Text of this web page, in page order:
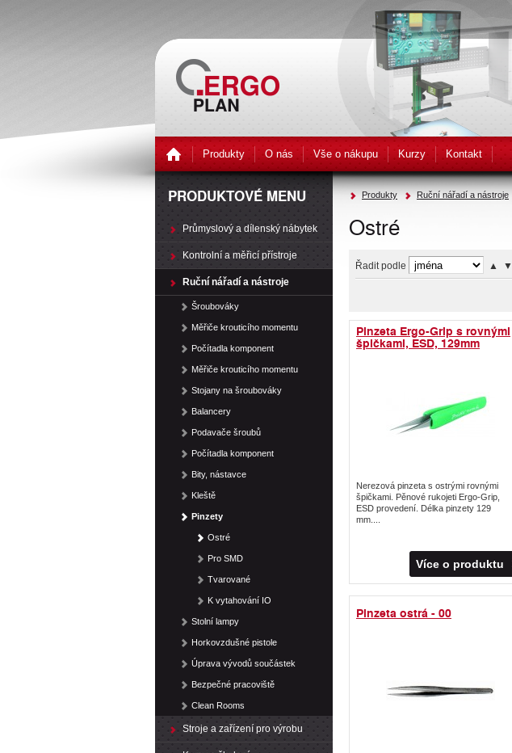
Produkty O nás Vše o nákupu Kurzy Kontakt
Produkty Ruční nářadí a nástroje
Ostré
Řadit podle ▲ ▼
Pinzeta Ergo-Grip s rovnými
špičkami, ESD, 129mm
Nerezová pinzeta s ostrými rovnými
špičkami. Pěnové rukojeti Ergo-Grip,
ESD provedení. Délka pinzety 129
mm....
Více o produktu
Pinzeta ostrá - 00
PRODUKTOVÉ MENU
Průmyslový a dílenský nábytek
Kontrolní a měřicí přístroje
Ruční nářadí a nástroje
Šroubováky
Měřiče krouticího momentu
Počítadla komponent
Měřiče krouticího momentu
Stojany na šroubováky
Balancery
Podavače šroubů
Počítadla komponent
Bity, nástavce
Kleště
Pinzety
Ostré
Pro SMD
Tvarované
K vytahování IO
Stolní lampy
Horkovzdušné pistole
Úprava vývodů součástek
Bezpečné pracoviště
Clean Rooms
Stroje a zařízení pro výrobu